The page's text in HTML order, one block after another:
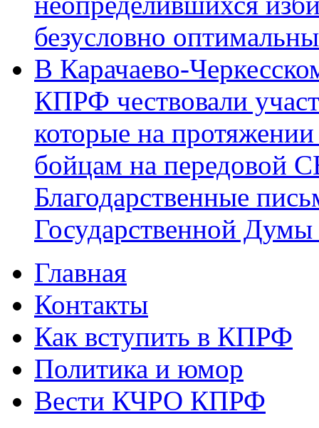
безусловно
В Карачаево-
КПРФ чествовали
которые на
бойцам на передовой
Благодарственные
Государственной
Главное меню
Главная
Контакты
Как вступить в КПРФ
Политика и юмор
Вести КЧРО КПРФ